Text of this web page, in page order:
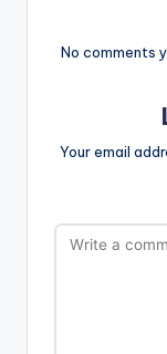
No comments
Your email